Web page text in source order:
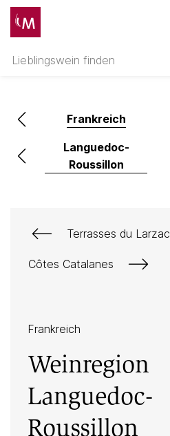
Frankreich
Languedoc-
Roussillon
Terrasses du Larzac
Côtes Catalanes
Frankreich
Weinregion
Languedoc-
Roussillon